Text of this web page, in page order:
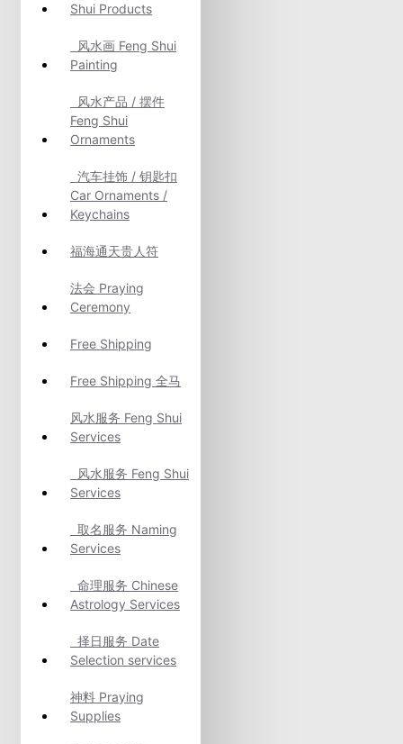
Shui Products
风水画 Feng Shui
Painting
风水产品 / 摆件
Feng Shui
Ornaments
汽车挂饰 / 钥匙扣
Car Ornaments /
Keychains
福海通天贵人符
法会 Praying
Ceremony
Free Shipping
Free Shipping 全马
风水服务 Feng Shui
Services
风水服务 Feng Shui
Services
取名服务 Naming
Services
命理服务 Chinese
Astrology Services
择日服务 Date
Selection services
神料 Praying
Supplies